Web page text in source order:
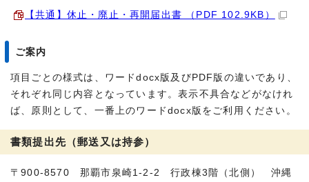
【共通】休止・廃止・再開届出書 （PDF 102.9KB）
ご案内
項目ごとの様式は、ワードdocx版及びPDF版の違いであり、
それぞれ同じ内容となっています。表示不具合などがなけれ
ば、原則として、一番上のワードdocx版をご利用ください。
書類提出先（郵送又は持参）
〒900-8570 那覇市泉崎1-2-2 行政棟3階（北側） 沖縄